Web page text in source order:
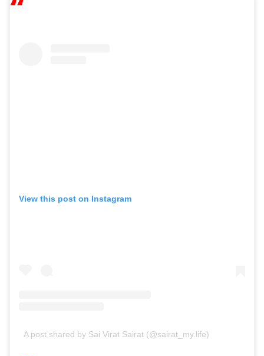
View this post on Instagram
A post shared by Sai Virat Sairat (@sairat_my.life)